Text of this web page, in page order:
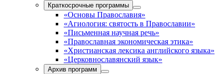
Краткосрочные программы
«Основы Православия»
«Агиология: святость в Православии»
«Письменная научная речь»
«Православная экономическая этика»
«Христианская лексика английского языка»
«Церковнославянский язык»
Архив программ